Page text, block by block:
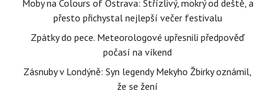
Moby na Colours of Ostrava: Střízlivý, mokrý od deště, a
přesto přichystal nejlepší večer festivalu
Zpátky do pece. Meteorologové upřesnili předpověď
počasí na víkend
Zásnuby v Londýně: Syn legendy Mekyho Žbirky oznámil,
že se žení